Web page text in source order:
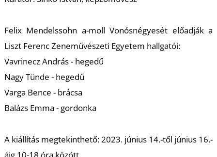
Felix Mendelssohn a-moll Vonósnégyesét előadják a
Liszt Ferenc Zeneművészeti Egyetem hallgatói:
Vavrinecz András - hegedű
Nagy Tünde - hegedű
Varga Bence - brácsa
Balázs Emma - gordonka
A kiállítás megtekinthető: 2023. június 14.-től június 16.-
áig 10-18 óra között